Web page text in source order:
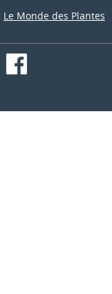
Le Monde des Plantes